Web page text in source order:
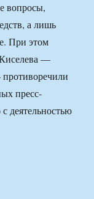
вопросы,
а лишь
При этом
—
пресс-
деятельностью